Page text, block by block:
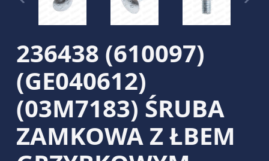
236438 (610097)
(GE040612)
(03M7183) ŚRUBA
ZAMKOWA Z ŁBEM